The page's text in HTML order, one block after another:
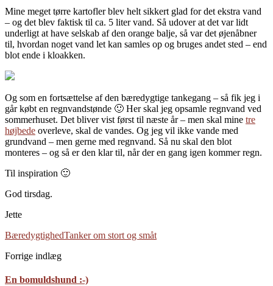
Mine meget tørre kartofler blev helt sikkert glad for det ekstra vand
– og det blev faktisk til ca. 5 liter vand. Så udover at det var lidt
underligt at have selskab af den orange balje, så var det øjenåbner
til, hvordan noget vand let kan samles op og bruges andet sted – end
blot ende i kloakken.
Og som en fortsættelse af den bæredygtige tankegang – så fik jeg i
går købt en regnvandstønde 🙂 Her skal jeg opsamle regnvand ved
sommerhuset. Det bliver vist først til næste år – men skal mine tre
højbede overleve, skal de vandes. Og jeg vil ikke vande med
grundvand – men gerne med regnvand. Så nu skal den blot
monteres – og så er den klar til, når der en gang igen kommer regn.
Til inspiration 🙂
God tirsdag.
Jette
BæredygtighedTanker om stort og småt
Forrige indlæg
En bomuldshund :-)